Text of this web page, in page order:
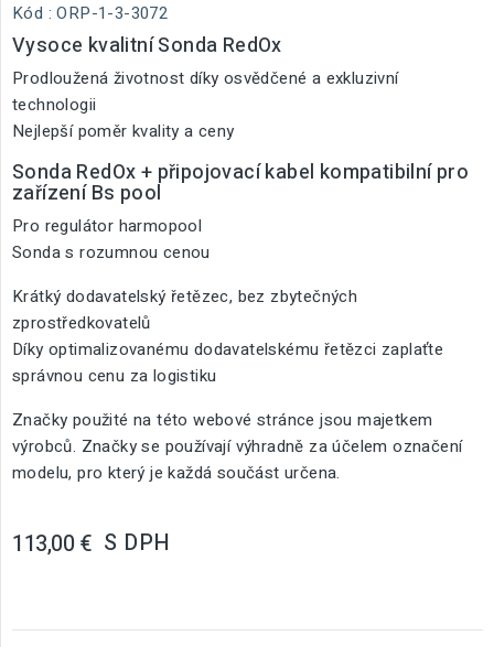
Kód : ORP-1-3-3072
Vysoce kvalitní Sonda RedOx
Prodloužená životnost díky osvědčené a exkluzivní
technologii
Nejlepší poměr kvality a ceny
Sonda RedOx + připojovací kabel kompatibilní pro
zařízení Bs pool
Pro regulátor harmopool
Sonda s rozumnou cenou
Krátký dodavatelský řetězec, bez zbytečných
zprostředkovatelů
Díky optimalizovanému dodavatelskému řetězci zaplaťte
správnou cenu za logistiku
Značky použité na této webové stránce jsou majetkem
výrobců. Značky se používají výhradně za účelem označení
modelu, pro který je každá součást určena.
113,00 € S DPH